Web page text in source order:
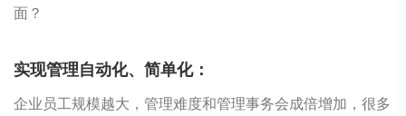
面？
实现管理自动化、简单化：
企业员工规模越大，管理难度和管理事务会成倍增加，很多